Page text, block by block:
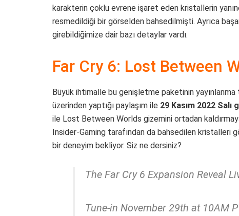
karakterin çoklu evrene işaret eden kristallerin
resmedildiği bir görselden bahsedilmişti. Ayrıca
girebildiğimize dair bazı detaylar vardı.
Far Cry 6: Lost Between
Büyük ihtimalle bu genişletme paketinin
üzerinden yaptığı paylaşım ile 29 Kasım 2022 Salı
ile Lost Between Worlds gizemini ortadan
Insider-Gaming tarafından da bahsedilen kristalleri
bir deneyim bekliyor. Siz ne dersiniz?
The Far Cry 6 Expansion Reveal
Tune-in November 29th at 10AM